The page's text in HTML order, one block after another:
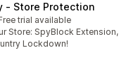
‑ Store Protection
recenzí: 3
trial available
Store: SpyBlock Extension,
Lockdown!